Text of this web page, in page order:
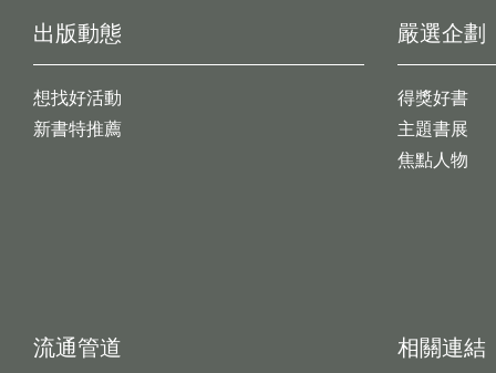
出版動態
想找好活動
新書特推薦
嚴選企劃
得獎好書
主題書展
焦點人物
流通管道 相關連結